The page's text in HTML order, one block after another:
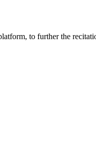
to further the